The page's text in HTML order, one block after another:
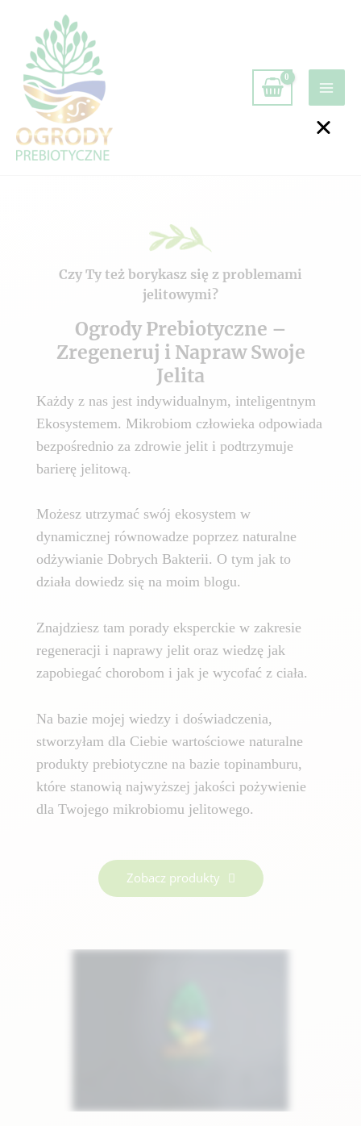
Czy Ty też borykasz się z problemami
jelitowymi?
Ogrody Prebiotyczne –
Zregeneruj i Napraw Swoje
Jelita
Każdy z nas jest indywidualnym, inteligentnym
Ekosystemem. Mikrobiom człowieka odpowiada
bezpośrednio za zdrowie jelit i podtrzymuje
barierę jelitową.
Możesz utrzymać swój ekosystem w
dynamicznej równowadze poprzez naturalne
odżywianie Dobrych Bakterii. O tym jak to
działa dowiedz się na moim blogu.
Znajdziesz tam porady eksperckie w zakresie
regeneracji i naprawy jelit oraz wiedzę jak
zapobiegać chorobom i jak je wycofać z ciała.
Na bazie mojej wiedzy i doświadczenia,
stworzyłam dla Ciebie wartościowe naturalne
produkty prebiotyczne na bazie topinamburu,
które stanowią najwyższej jakości pożywienie
dla Twojego mikrobiomu jelitowego.
Zobacz produkty